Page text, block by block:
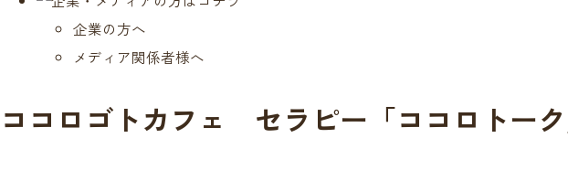
企業の方へ
メディア関係者様へ
ココロゴトカフェ セラピー「ココロトーク